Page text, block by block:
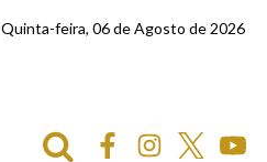
Quinta-feira, 06 de Agosto de 2026